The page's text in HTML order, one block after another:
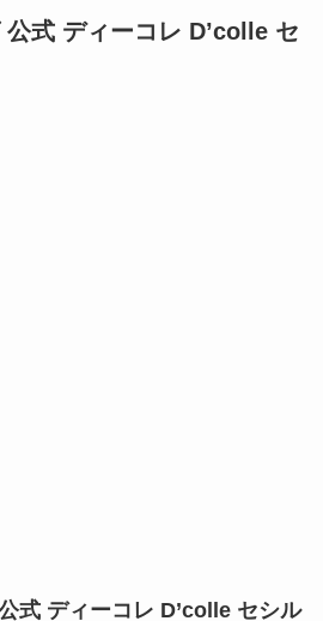
式 ディーコレ D’colle セ
式 ディーコレ D’colle セシル